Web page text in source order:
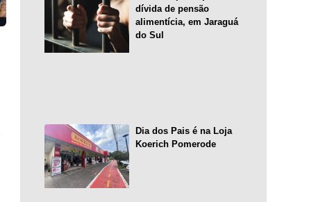
dívida de pensão
alimentícia, em Jaraguá
do Sul
Dia dos Pais é na Loja
Koerich Pomerode